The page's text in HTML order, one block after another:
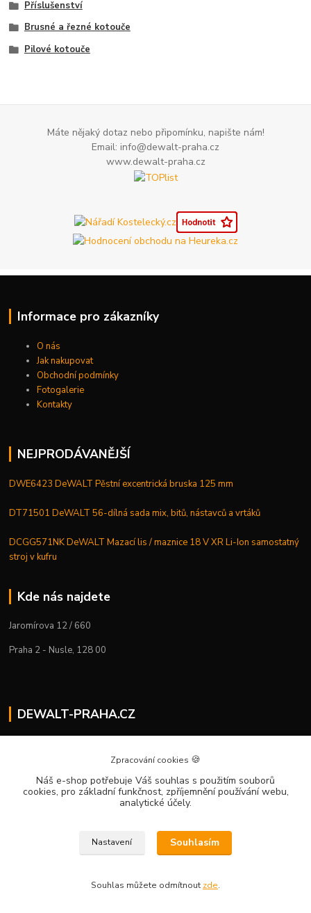
Příslušenství
Brusné a řezné kotouče
Pilové kotouče
Máte nějaký dotaz nebo připomínku, napište nám!
Email: info@dewalt-praha.cz
www.dewalt-praha.cz
Informace pro zákazníky
O nás
Jak nakupovat
Obchodní podmínky
Fotogalerie
Kontakty
NEJPRODÁVANĚJŠÍ
DWE6423 DeWALT Pěstní excentrická bruska 125 mm
DT71501 DeWALT 56-dílná sada mix, bitů, nástavců a vrtáků
DCGG571NK DeWALT Mazací lis / maznice 18 V XR Li-Ion samostatný
stroj v kufru
Kde nás najdete
Jaromírova 12 / 660
Praha 2 - Nusle, 128 00
DEWALT-PRAHA.CZ
+420 224 936 535
info@dewalt-praha.cz
Zpracování cookies 🍪
Náš e-shop potřebuje Váš souhlas s použitím souborů
cookies, pro základní funkčnost, zpříjemnění používání webu,
analytické účely.
Nastavení Souhlasím
Souhlas můžete odmítnout zde.